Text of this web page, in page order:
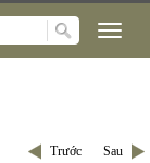
Trước Sau